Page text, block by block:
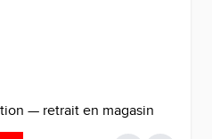
— retrait en magasin